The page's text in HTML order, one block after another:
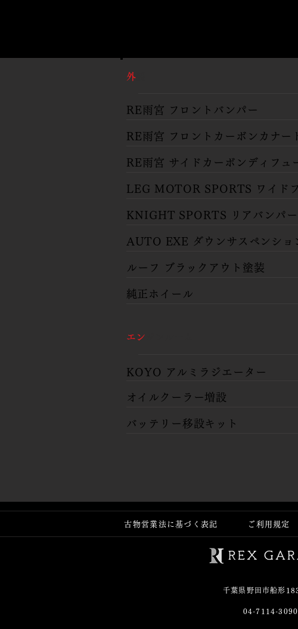
​外
​RE雨宮 フロントバンパー
​RE雨宮 フロントカーボンカナー
​RE雨宮 サイドカーボンディフュ
LEG MOTOR SPORTS ワイド
​KNIGHT SPORTS リアバンパー
​AUTO EXE ダウンサスペンショ
​ルーフ ブラックアウト塗装
​純正ホイール
​エン
​KOYO アルミラジエーター
​オイルクーラー増設
​バッテリー移設キット
古物営業法に基づく表記 ご利用規定
千葉県野田市船形
04-7114-3090